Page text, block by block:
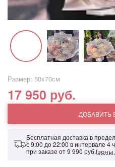
Размер: 50х70см
17 950 руб.
ДОБАВИТЬ
Бесплатная доставка в
с 9:00 до 22:00 в интервале 4
при заказе от9 990 руб.(зоны